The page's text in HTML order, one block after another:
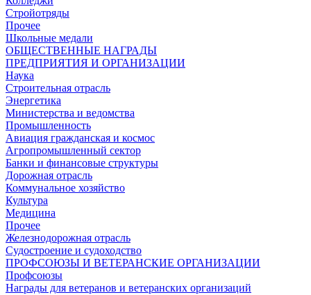
Стройотряды
Прочее
Школьные медали
ОБЩЕСТВЕННЫЕ НАГРАДЫ
ПРЕДПРИЯТИЯ И ОРГАНИЗАЦИИ
Наука
Строительная отрасль
Энергетика
Министерства и ведомства
Промышленность
Авиация гражданская и космос
Агропромышленный сектор
Банки и финансовые структуры
Дорожная отрасль
Коммунальное хозяйство
Культура
Медицина
Прочее
Железнодорожная отрасль
Судостроение и судоходство
ПРОФСОЮЗЫ И ВЕТЕРАНСКИЕ ОРГАНИЗАЦИИ
Профсоюзы
Награды для ветеранов и ветеранских организаций